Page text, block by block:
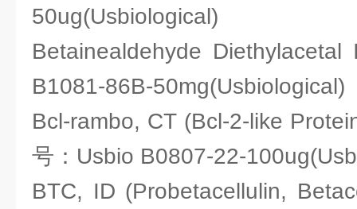
50ug(Usbiological)
Betainealdehyde
B1081-86B-50mg(Usbiological)
Bcl-rambo, CT (Bcl-2-like
号：Usbio B0807-22-
BTC, ID (Probetacellulin,